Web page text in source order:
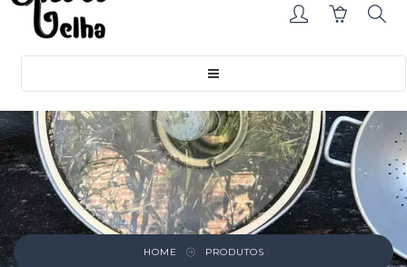
HOME PRODUTOS